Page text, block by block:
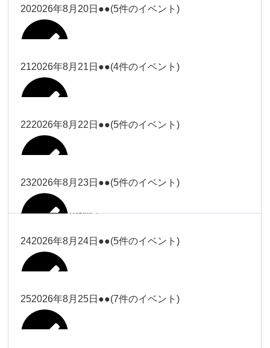
院長
院長
ー18時）
Close Close
2026年8月9日
19時）
Close Close
2026年8月9日
Close
関谷（17-19時）
2026年8月10日
院長
院長
武井
Close
2026年8月11日
Close Close
院長
2026年8月11日
武井
関谷（17-
19時）
関谷（17-19時）
院長
Close Close
Close
武井
2026年8月14日
関谷（17-
Close
関谷（17-19時）
2026年8月14日
2026年8月15日
Close
武井
2026年8月15日
関谷（17-
Close
関谷（17-19時）
Close Close
小林
2026年8月16日
武井(9時ー
Close
武井(9時ー18時)
2026年8月16日
無題のイベ
大西
Close Close
大西
2026年8月17日
小林
小林
時）
Close Close
2026年8月18日
大西（9時
ー18時）
Close Close
大西（9時ー18時）
2026年8月18日
小林
冨田
冨田
塩川
Close Close
塩川
2026年8月19日
202026年8月20日 ●●(5件のイベント)
冨田
冨田
Close Close
塩川
2026年8月20日
212026年8月21日 ●●(4件のイベント)
塩川
塩川
松本（9時
ー18時）
Close Close
222026年8月22日 ●●(5件のイベント)
冨田（9時
Close Close
冨田（9時ー18時）
2026年8月22日
232026年8月23日 ●●(5件のイベント)
小林
小林
242026年8月24日 ●●(5件のイベント)
大西
252026年8月25日 ●●(7件のイベント)